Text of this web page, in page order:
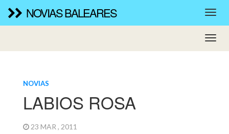
NOVIAS BALEARES
NOVIAS
LABIOS ROSA
23 MAR , 2011